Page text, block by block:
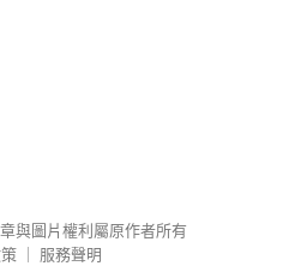
與圖片權利屬原作者所有
服務聲明